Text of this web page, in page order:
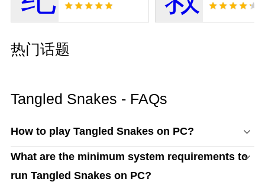
热门话题
Tangled Snakes - FAQs
How to play Tangled Snakes on PC?
What are the minimum system requirements to
run Tangled Snakes on PC?